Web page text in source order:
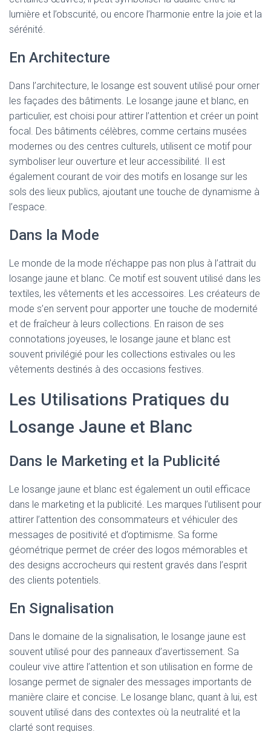
lumière et l’obscurité, ou encore l’harmonie entre la joie et la
sérénité.
En Architecture
Dans l’architecture, le losange est souvent utilisé pour orner
les façades des bâtiments. Le losange jaune et blanc, en
particulier, est choisi pour attirer l’attention et créer un point
focal. Des bâtiments célèbres, comme certains musées
modernes ou des centres culturels, utilisent ce motif pour
symboliser leur ouverture et leur accessibilité. Il est
également courant de voir des motifs en losange sur les
sols des lieux publics, ajoutant une touche de dynamisme à
l’espace.
Dans la Mode
Le monde de la mode n’échappe pas non plus à l’attrait du
losange jaune et blanc. Ce motif est souvent utilisé dans les
textiles, les vêtements et les accessoires. Les créateurs de
mode s’en servent pour apporter une touche de modernité
et de fraîcheur à leurs collections. En raison de ses
connotations joyeuses, le losange jaune et blanc est
souvent privilégié pour les collections estivales ou les
vêtements destinés à des occasions festives.
Les Utilisations Pratiques du
Losange Jaune et Blanc
Dans le Marketing et la Publicité
Le losange jaune et blanc est également un outil efficace
dans le marketing et la publicité. Les marques l’utilisent pour
attirer l’attention des consommateurs et véhiculer des
messages de positivité et d’optimisme. Sa forme
géométrique permet de créer des logos mémorables et
des designs accrocheurs qui restent gravés dans l’esprit
des clients potentiels.
En Signalisation
Dans le domaine de la signalisation, le losange jaune est
souvent utilisé pour des panneaux d’avertissement. Sa
couleur vive attire l’attention et son utilisation en forme de
losange permet de signaler des messages importants de
manière claire et concise. Le losange blanc, quant à lui, est
souvent utilisé dans des contextes où la neutralité et la
clarté sont requises.